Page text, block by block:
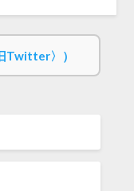
Twitter〉）